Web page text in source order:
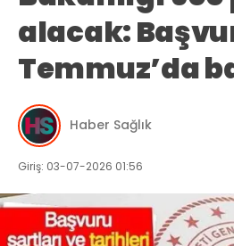
alacak:
Temmuz’da
Haber Sağlık
Giriş: 03-07-2026 01:56